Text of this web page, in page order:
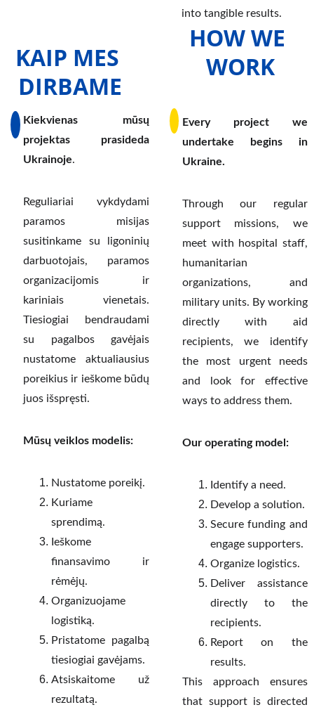
into tangible results.
Kiekvienas mūsų
projektas prasideda
Ukrainoje.
Reguliariai vykdydami
paramos misijas
susitinkame su ligoninių
darbuotojais, paramos
organizacijomis ir
kariniais vienetais.
Tiesiogiai bendraudami
su pagalbos gavėjais
nustatome aktualiausius
poreikius ir ieškome būdų
juos išspręsti.
Mūsų veiklos modelis:
Nustatome poreikį.
Kuriame
sprendimą.
Ieškome
finansavimo ir
rėmėjų.
Organizuojame
logistiką.
Pristatome pagalbą
tiesiogiai gavėjams.
Atsiskaitome už
rezultatą.
HOW WE
WORK
Every project we
undertake begins in
Ukraine.
Through our regular
support missions, we
meet with hospital staff,
humanitarian
organizations, and
military units. By working
directly with aid
recipients, we identify
the most urgent needs
and look for effective
ways to address them.
Our operating model:
Identify a need.
Develop a solution.
Secure funding and
engage supporters.
Organize logistics.
Deliver assistance
directly to the
recipients.
Report on the
results.
This approach ensures
that support is directed
KAIP MES
DIRBAME